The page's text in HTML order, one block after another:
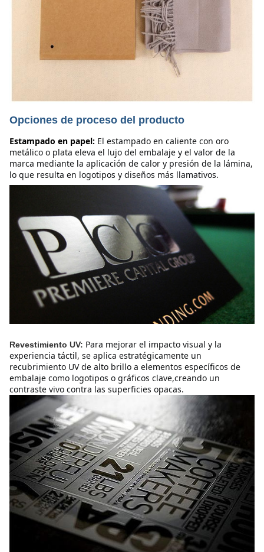
Opciones de proceso del producto
Estampado en papel: El estampado en caliente con oro
metálico o plata eleva el lujo del embalaje y el valor de la
marca mediante la aplicación de calor y presión de la lámina,
lo que resulta en logotipos y diseños más llamativos.
Revestimiento UV: Para mejorar el impacto visual y la
experiencia táctil, se aplica estratégicamente un
recubrimiento UV de alto brillo a elementos específicos de
embalaje como logotipos o gráficos clave,creando un
contraste vivo contra las superficies opacas.